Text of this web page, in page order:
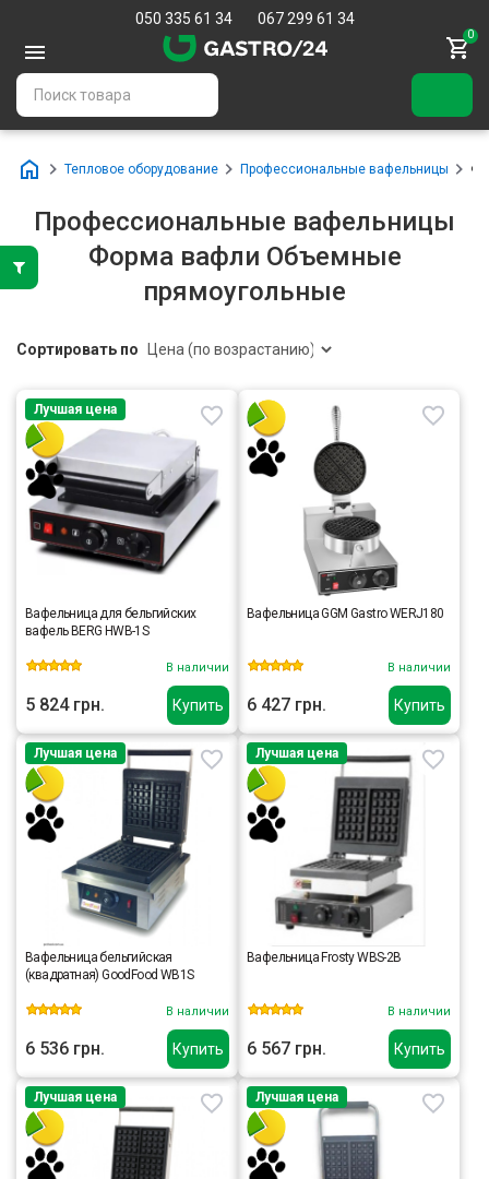
050 335 61 34 067 299 61 34
0
Тепловое оборудование Профессиональные вафельницы
Профессиональные вафельницы
Форма вафли Объемные
прямоугольные
Сортировать по
Купить
Лучшая цена
Вафельница для бельгийских
вафель BERG HWB-1S
В наличии
5 824 грн. Купить
Вафельница GGM Gastro WERJ180
В наличии
6 427 грн.
Купить
Лучшая цена
Вафельница бельгийская
(квадратная) GoodFood WB1S
В наличии
6 536 грн. Купить
Лучшая цена
Вафельница Frosty WBS-2B
В наличии
6 567 грн.
Лучшая цена Лучшая цена